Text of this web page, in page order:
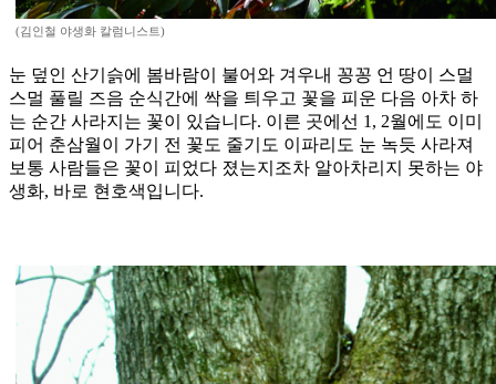
(김인철 야생화 칼럼니스트)
눈 덮인 산기슭에 봄바람이 불어와 겨우내 꽁꽁 언 땅이 스멀
스멀 풀릴 즈음 순식간에 싹을 틔우고 꽃을 피운 다음 아차 하
는 순간 사라지는 꽃이 있습니다. 이른 곳에선 1, 2월에도 이미
피어 춘삼월이 가기 전 꽃도 줄기도 이파리도 눈 녹듯 사라져
보통 사람들은 꽃이 피었다 졌는지조차 알아차리지 못하는 야
생화, 바로 현호색입니다.